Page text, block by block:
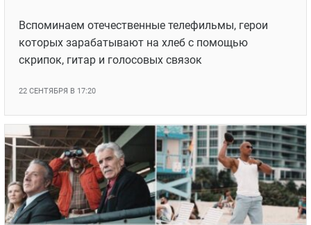
Вспоминаем отечественные телефильмы, герои
которых зарабатывают на хлеб с помощью
скрипок, гитар и голосовых связок
22 СЕНТЯБРЯ В 17:20